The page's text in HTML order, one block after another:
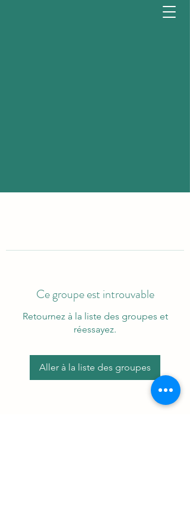
Ce groupe est introuvable
Retournez à la liste des groupes et
réessayez.
Aller à la liste des groupes